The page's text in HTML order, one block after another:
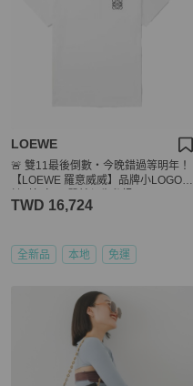
LOEWE
🚨 雙11最後倒數・今晚錯過等明年！
【LOEWE 羅意威威】品牌小LOGO設
TWD 16,724
全新品 本地 免運